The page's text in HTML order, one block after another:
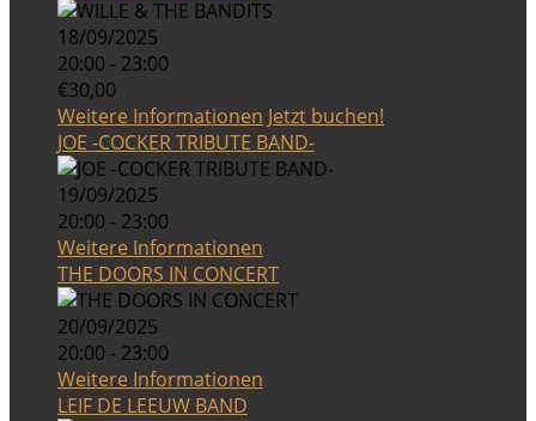
18/09/2025
20:00 - 23:00
€30,00
Weitere Informationen Jetzt buchen!
JOE -COCKER TRIBUTE BAND-
19/09/2025
20:00 - 23:00
Weitere Informationen
THE DOORS IN CONCERT
20/09/2025
20:00 - 23:00
Weitere Informationen
LEIF DE LEEUW BAND